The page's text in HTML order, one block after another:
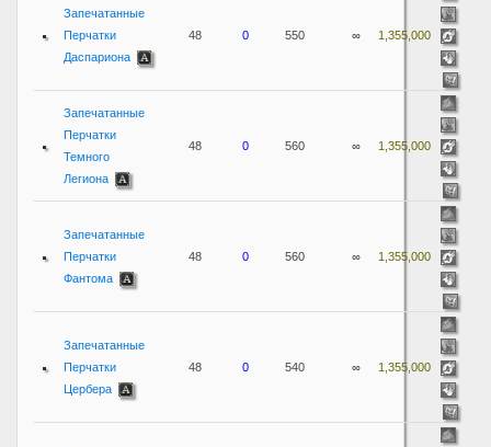
Запечатанные
Перчатки
Даспариона
48 0 550 ∞ 1,355,000
Запечатанные
Перчатки
Темного
Легиона
48 0 560 ∞ 1,355,000
Запечатанные
Перчатки
Фантома
48 0 560 ∞ 1,355,000
Запечатанные
Перчатки
Цербера
48 0 540 ∞ 1,355,000